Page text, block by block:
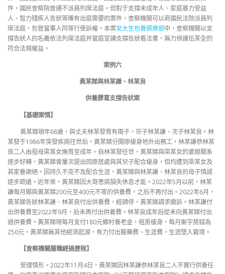
件，國民查察院普通不派員列席法庭。但對于支撐未成年人、家庭暴力受益
人、智力殘疾人告狀等確有出庭需要的案件，查察機關可以商國民法院派員列
席法庭，包管當事人同等行使訴權。本案女大生包養俱樂部中，查察機關以支
撐告狀人的名義依法列席法庭并當庭宣讀支撐告狀看法書，無力保護伍某全的
符合法規權益。
案例六
黃某娣與林某謙、林某良
供養膠葛支撐告狀案
【基礎案情】
黃某娣現年68歲，與丈夫林某發育有兩子，宗子林某謙、次子林某良。林
某發于1986年突發疾病往世后，黃某娣分開原棲身地外出務工，林某謙恭林某
良二人由祖母梁某女撫育至成年。自林某發往世，黃某娣與梁某女的婆媳關系
逐步好轉，黃某娣曾屢次提出回原居處與其兒子配合棲身，但均遭到梁某女及
其家眷謝絕。因持久不克不及配合生涯，黃某娣與林某謙、林某良的母子情感
逐步疏遠。近年來，黃某娣因大哥患病損失休息才能。2022年5月以前，林某
謙每月賜與黃某娣200元至400元不等的供養費，之后不再付出。2022年6月，
黃某娣告狀林某謙、林某良付出供養費，經調停，黃某娣請求撤訴。林某謙付
出供養費至2022年9月，后未再付出供養費。林某良成年后從未向黃某娣付出
過供養費。黃某娣現每月支付180元鄉村養老金，租房棲身，每月衡宇房錢為
250元。黃某娣無其他經濟起源，有力付出醫藥費、生涯費，生涯墮入窘境。
【查察機關履職經過歷程】
受理情形。2022年11月4日，黃某娣因林某謙恭林某良二人不實行供養任